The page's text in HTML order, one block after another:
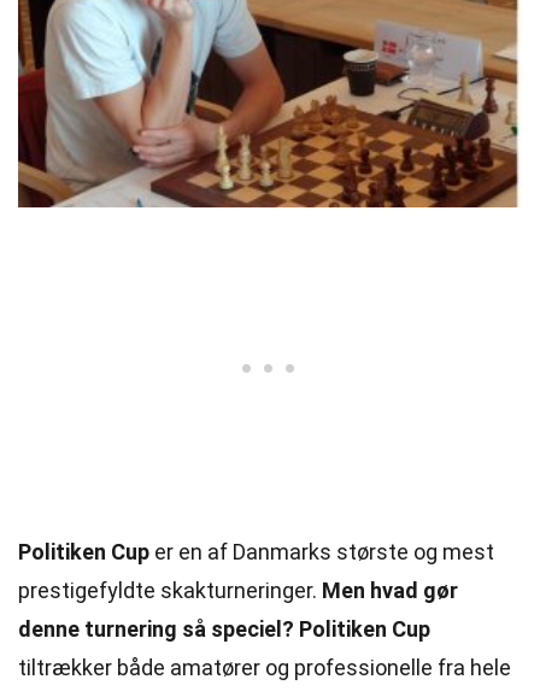
Politiken Cup er en af ​​Danmarks største og mest
prestigefyldte skakturneringer. Men hvad gør
denne turnering så speciel? Politiken Cup
tiltrækker både amatører og professionelle fra hele